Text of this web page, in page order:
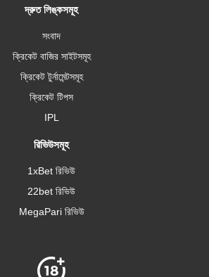
দ্রুত লিঙ্কসমূহ
সংবাদ
ক্রিকেট বাজির সাইটসমূহ
ক্রিকেট টুর্নামেন্টসমূহ
ক্রিকেট টিপস
IPL
রিভিউসমূহ
1xBet রিভিউ
22bet রিভিউ
MegaPari রিভিউ